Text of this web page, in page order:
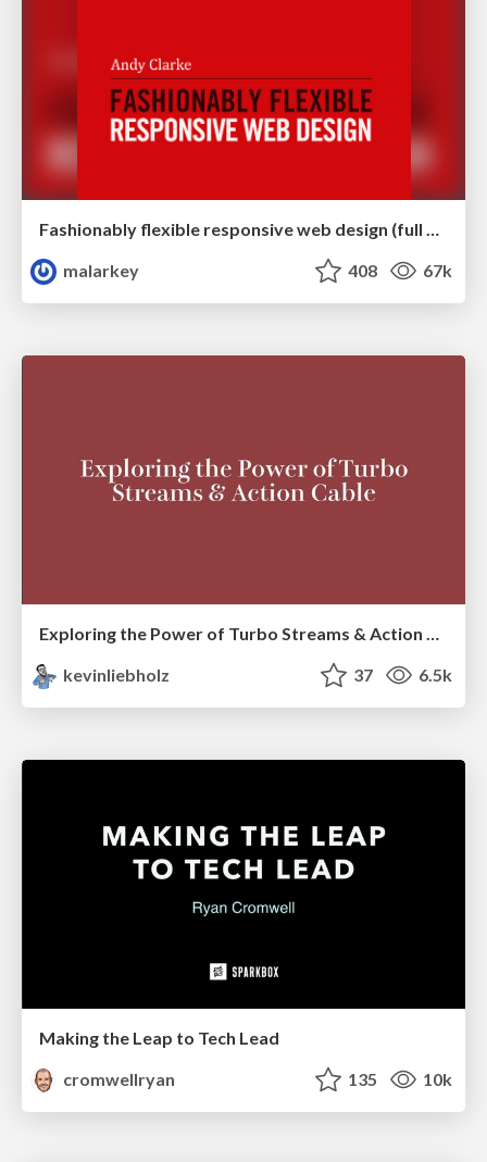
malarkey
408 67k
Exploring the Power of Turbo Streams & Action Cable | RailsConf2023
kevinliebholz
37 6.5k
Making the Leap to Tech Lead
cromwellryan
135 10k